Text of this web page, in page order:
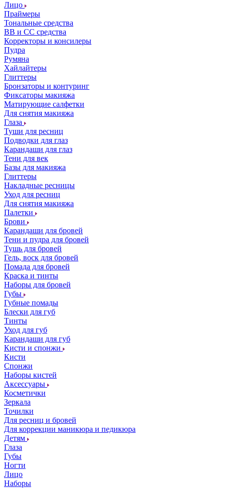
Лицо
Праймеры
Тональные средства
ВВ и СС средства
Корректоры и консилеры
Пудра
Румяна
Хайлайтеры
Глиттеры
Бронзаторы и контуринг
Фиксаторы макияжа
Матирующие салфетки
Для снятия макияжа
Глаза
Туши для ресниц
Подводки для глаз
Карандаши для глаз
Тени для век
Базы для макияжа
Глиттеры
Накладные ресницы
Уход для ресниц
Для снятия макияжа
Палетки
Брови
Карандаши для бровей
Тени и пудра для бровей
Тушь для бровей
Гель, воск для бровей
Помада для бровей
Краска и тинты
Наборы для бровей
Губы
Губные помады
Блески для губ
Тинты
Уход для губ
Карандаши для губ
Кисти и спонжи
Кисти
Спонжи
Наборы кистей
Аксессуары
Косметички
Зеркала
Точилки
Для ресниц и бровей
Для коррекции маникюра и педикюра
Детям
Глаза
Губы
Ногти
Лицо
Наборы